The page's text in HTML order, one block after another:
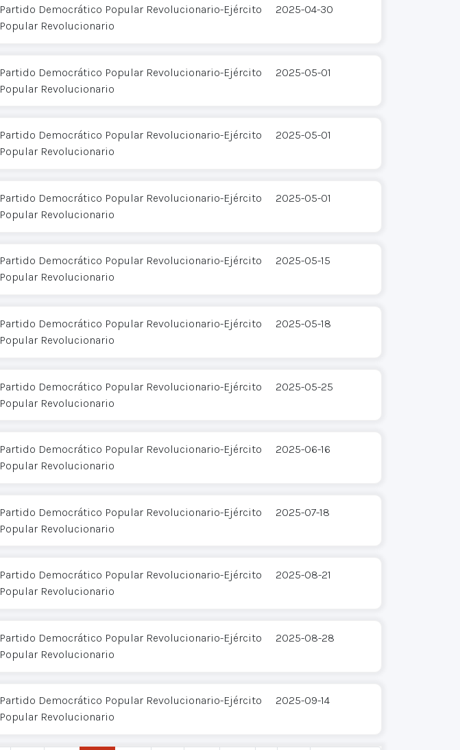
Partido Democrático Popular Revolucionario-Ejército
Popular Revolucionario
2025-04-30
Partido Democrático Popular Revolucionario-Ejército
Popular Revolucionario
2025-05-01
Partido Democrático Popular Revolucionario-Ejército
Popular Revolucionario
2025-05-01
Partido Democrático Popular Revolucionario-Ejército
Popular Revolucionario
2025-05-01
Partido Democrático Popular Revolucionario-Ejército
Popular Revolucionario
2025-05-15
Partido Democrático Popular Revolucionario-Ejército
Popular Revolucionario
2025-05-18
Partido Democrático Popular Revolucionario-Ejército
Popular Revolucionario
2025-05-25
Partido Democrático Popular Revolucionario-Ejército
Popular Revolucionario
2025-06-16
Partido Democrático Popular Revolucionario-Ejército
Popular Revolucionario
2025-07-18
Partido Democrático Popular Revolucionario-Ejército
Popular Revolucionario
2025-08-21
Partido Democrático Popular Revolucionario-Ejército
Popular Revolucionario
2025-08-28
Partido Democrático Popular Revolucionario-Ejército
Popular Revolucionario
2025-09-14